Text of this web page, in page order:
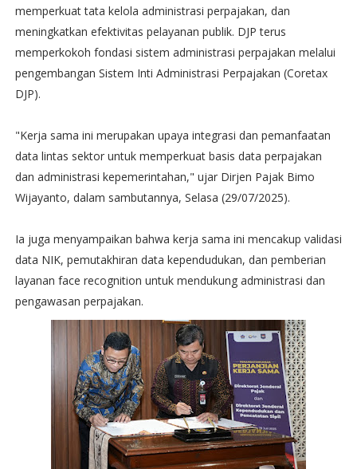
memperkuat tata kelola administrasi perpajakan, dan
meningkatkan efektivitas pelayanan publik. DJP terus
memperkokoh fondasi sistem administrasi perpajakan melalui
pengembangan Sistem Inti Administrasi Perpajakan (Coretax
DJP).
"Kerja sama ini merupakan upaya integrasi dan pemanfaatan
data lintas sektor untuk memperkuat basis data perpajakan
dan administrasi kepemerintahan," ujar Dirjen Pajak Bimo
Wijayanto, dalam sambutannya, Selasa (29/07/2025).
Ia juga menyampaikan bahwa kerja sama ini mencakup validasi
data NIK, pemutakhiran data kependudukan, dan pemberian
layanan face recognition untuk mendukung administrasi dan
pengawasan perpajakan.